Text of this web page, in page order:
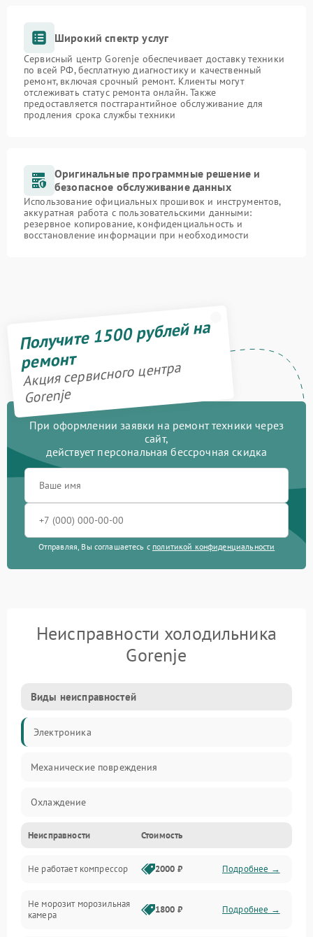
Широкий спектр услуг
Сервисный центр Gorenje обеспечивает доставку техники
по всей РФ, бесплатную диагностику и качественный
ремонт, включая срочный ремонт. Клиенты могут
отслеживать статус ремонта онлайн. Также
предоставляется постгарантийное обслуживание для
продления срока службы техники
Оригинальные программные решение и
безопасное обслуживание данных
Использование официальных прошивок и инструментов,
аккуратная работа с пользовательскими данными:
резервное копирование, конфиденциальность и
восстановление информации при необходимости
Получите 1500 рублей на
ремонт
Акция сервисного центра
Gorenje
При оформлении заявки на ремонт техники через
сайт,
действует персональная бессрочная скидка
Отправляя, Вы соглашаетесь с политикой конфиденциальности
Неисправности холодильника
Gorenje
Виды неисправностей
Электроника
Механические повреждения
Охлаждение
Механика
Электропитание
Дренаж
Неисправности Стоимость
Не работает компрессор 2000 ₽ Подробнее →
Не морозит морозильная
камера
1800 ₽ Подробнее →